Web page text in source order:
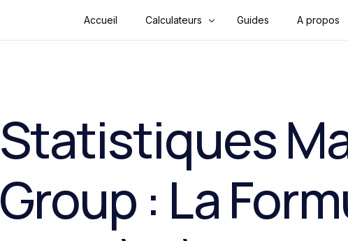
Accueil Calculateurs
Convertisseurs
Construction
Physique
Guides A propos
Statistiques
Group : La